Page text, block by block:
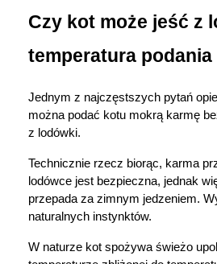
Czy kot może jeść z
temperatura podania
Jednym z najczęstszych pytań
można podać kotu mokrą karmę
z lodówki.
Technicznie rzecz biorąc, karma
lodówce jest bezpieczna, jednak
przepada za zimnym jedzeniem.
naturalnych instynktów.
W naturze kot spożywa świeżo